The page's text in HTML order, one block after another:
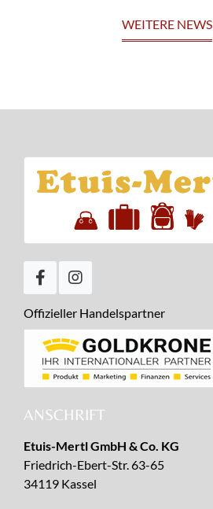
WEITERE NEWS
Offizieller Handelspartner
ANSCHRIFT
Etuis-Mertl GmbH & Co. KG
Friedrich-Ebert-Str. 63-65
34119 Kassel